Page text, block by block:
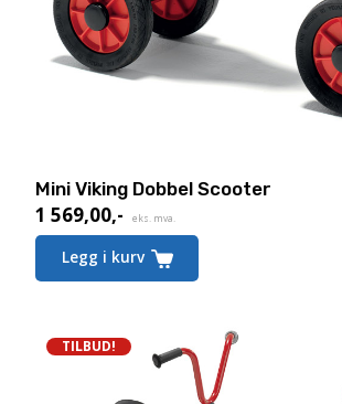
Mini Viking Dobbel Scooter
1 569,00,- eks. mva.
Legg i kurv
TILBUD!